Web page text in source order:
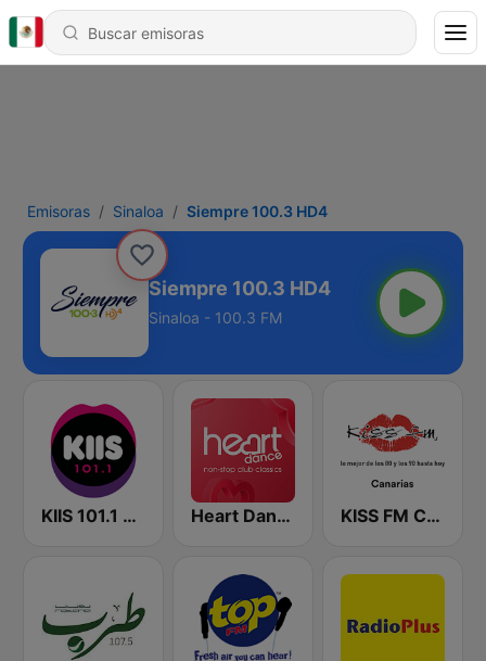
Emisoras Sinaloa Siempre 100.3 HD4
Siempre 100.3 HD4
Sinaloa - 100.3 FM
KIIS 101.1 Melbourne Heart Dance KISS FM Canarias